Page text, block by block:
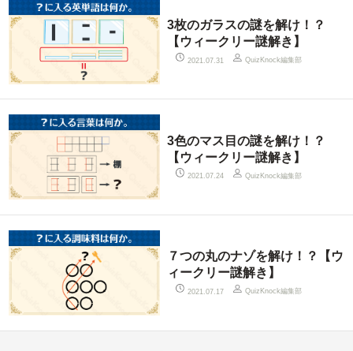
3枚のガラスの謎を解け！？
【ウィークリー謎解き】
2021.07.31 QuizKnock編集部
3色のマス目の謎を解け！？
【ウィークリー謎解き】
2021.07.24 QuizKnock編集部
７つの丸のナゾを解け！？【ウ
ィークリー謎解き】
2021.07.17 QuizKnock編集部